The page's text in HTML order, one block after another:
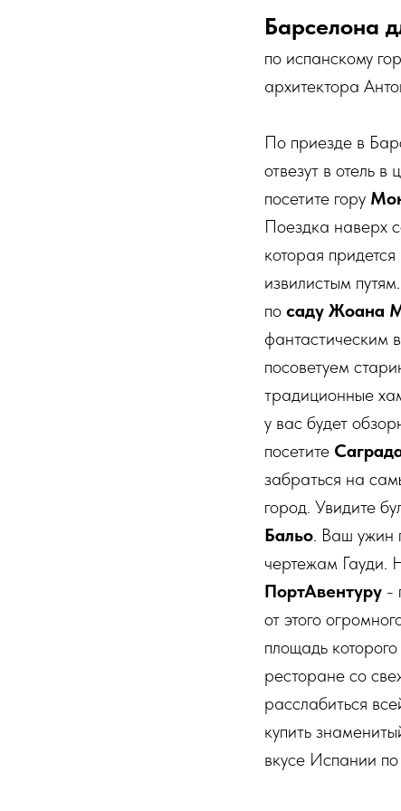
Барселона
по испанскому
архитектора
По приезде в
отвезут в отель
посетите гору
Поездка наверх
которая
извилистым
по саду Жоана
посоветуем
традиционные
у вас будет
посетите
забраться на
город. Увидите
Бальо. Ваш ужин
чертежам Гауди.
ПортАвентуру -
от этого
площадь
ресторане со
расслабиться
купить
вкусе Испании